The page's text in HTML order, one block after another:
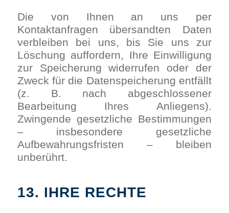
Die von Ihnen an uns per
Kontaktanfragen übersandten Daten
verbleiben bei uns, bis Sie uns zur
Löschung auffordern, Ihre Einwilligung
zur Speicherung widerrufen oder der
Zweck für die Datenspeicherung entfällt
(z. B. nach abgeschlossener
Bearbeitung Ihres Anliegens).
Zwingende gesetzliche Bestimmungen
– insbesondere gesetzliche
Aufbewahrungsfristen – bleiben
unberührt.
13. IHRE RECHTE